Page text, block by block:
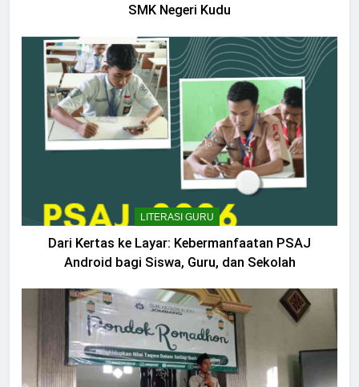
SMK Negeri Kudu
LITERASI GURU
Dari Kertas ke Layar: Kebermanfaatan PSAJ
Android bagi Siswa, Guru, dan Sekolah